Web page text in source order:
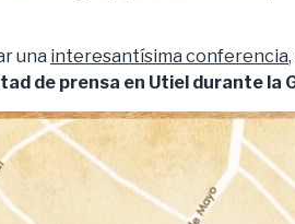
una interesantísima conferencia
de prensa en Utiel durante la